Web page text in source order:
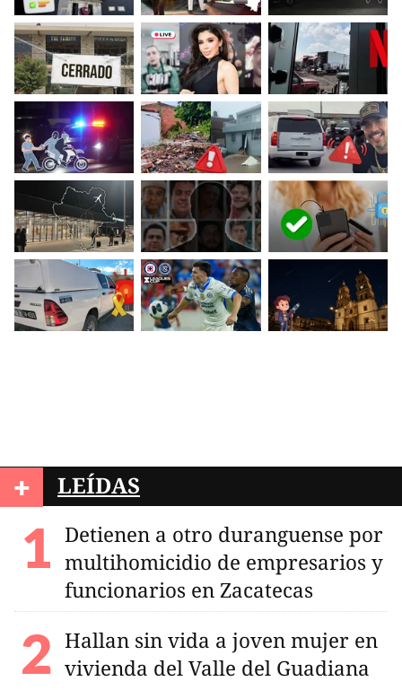
+ LEÍDAS
Detienen a otro duranguense por
multihomicidio de empresarios y
funcionarios en Zacatecas
Hallan sin vida a joven mujer en
vivienda del Valle del Guadiana